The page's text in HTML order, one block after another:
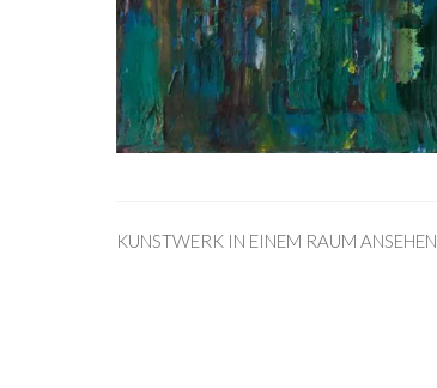
KUNSTWERK IN EINEM RAUM ANSEHEN